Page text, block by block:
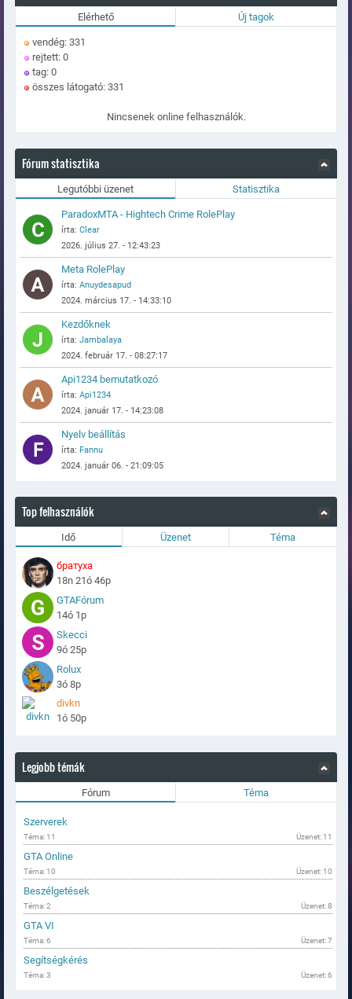
Elérhető Új tagok
vendég: 331
rejtett: 0
tag: 0
összes látogató: 331
Nincsenek online felhasználók.
Fórum statisztika
Legutóbbi üzenet Statisztika
ParadoxMTA - Hightech Crime RolePlay
írta: Clear
2026. július 27. - 12:43:23
Meta RolePlay
írta: Anuydesapud
2024. március 17. - 14:33:10
Kezdőknek
írta: Jambalaya
2024. február 17. - 08:27:17
Api1234 bemutatkozó
írta: Api1234
2024. január 17. - 14:23:08
Nyelv beállítás
írta: Fannu
2024. január 06. - 21:09:05
Top felhasználók
Idő Üzenet Téma
братуха
18n 21ó 46p
GTAFórum
14ó 1p
Skecci
9ó 25p
Rolux
3ó 8p
divkn
1ó 50p
Legjobb témák
Fórum Téma
Szerverek
Téma: 11 Üzenet: 11
GTA Online
Téma: 10 Üzenet: 10
Beszélgetések
Téma: 2 Üzenet: 8
GTA VI
Téma: 6 Üzenet: 7
Segítségkérés
Téma: 3 Üzenet: 6